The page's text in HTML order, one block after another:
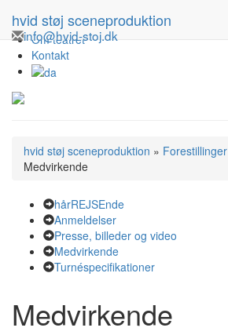
Turné
Om teatret
Kontakt
hvid støj sceneproduktion
info@hvid-stoj.dk
hvid støj sceneproduktion » Forestillinger
Medvirkende
hårREJSEnde
Anmeldelser
Presse, billeder og video
Medvirkende
Turnéspecifikationer
Medvirkende